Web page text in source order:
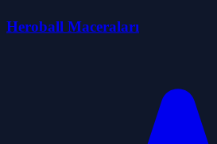
Heroball Maceraları